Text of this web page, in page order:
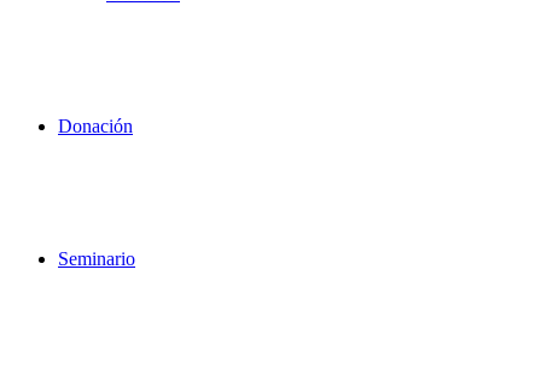
Donación
Seminario